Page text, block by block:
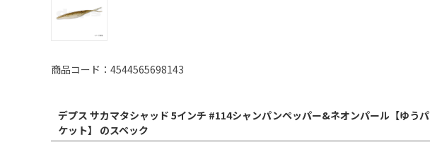
商品コード：4544565698143
デプス サカマタシャッド 5インチ #114シャンパンペッパー&ネオンパール【ゆうパ
ケット】 のスペック